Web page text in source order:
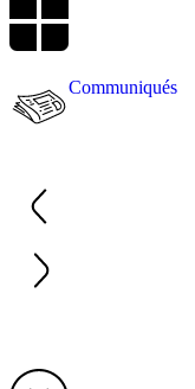
Communiqués